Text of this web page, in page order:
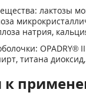
лактозы
натрия,
OPADRY®
титана диоксид,
к